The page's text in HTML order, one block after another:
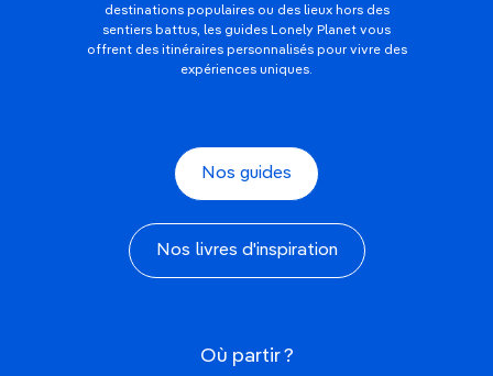
destinations populaires ou des lieux hors des
sentiers battus, les guides Lonely Planet vous
offrent des itinéraires personnalisés pour vivre des
expériences uniques.
Nos guides
Nos livres d'inspiration
Où partir ?